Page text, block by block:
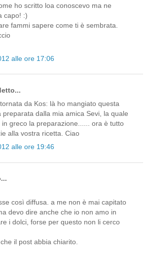
ho scritto loa conoscevo ma ne
capo! :)
fammi sapere come ti è sembrata.
alle ore 17:06
da Kos: là ho mangiato questa
preparata dalla mia amica Sevi, la quale
in greco la preparazione...... ora è tutto
alla vostra ricetta. Ciao
alle ore 19:46
così diffusa. a me non è mai capitato
devo dire anche che io non amo in
i dolci, forse per questo non li cerco
il post abbia chiarito.